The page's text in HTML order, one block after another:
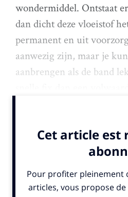
wondermiddel. Ontstaat
dan dicht deze vloeistof
permanent en uit
aanwezig zijn, maar je
aanbrengen als de band